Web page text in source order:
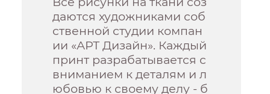
даются художниками соб
ственной студии компан
ии «АРТ Дизайн». Каждый
принт разрабатывается с
вниманием к деталям и л
юбовью к своему делу - б